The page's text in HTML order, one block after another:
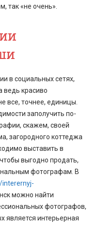
так «не очень».
в социальных сетях,
ведь красиво
все, точнее, единицы.
заполучить по-
скажем, своей
загородного коттеджа
выставить в
выгодно продать,
фотографам. В
interernyj-
можно найти
фотографов,
является интерьерная